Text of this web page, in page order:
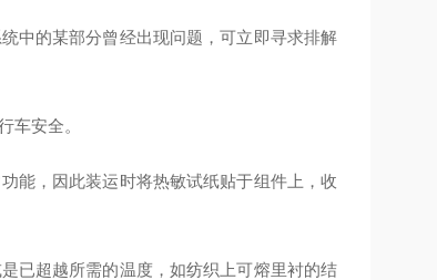
中的某部分曾经出现问题，可立即寻求排解
车安全。
能，因此装运时将热敏试纸贴于组件上，收
已超越所需的温度，如纺织上可熔里衬的结